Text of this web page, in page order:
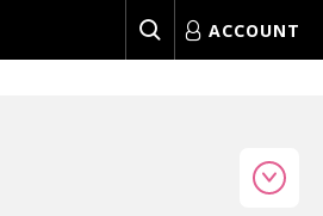
ACCOUNT